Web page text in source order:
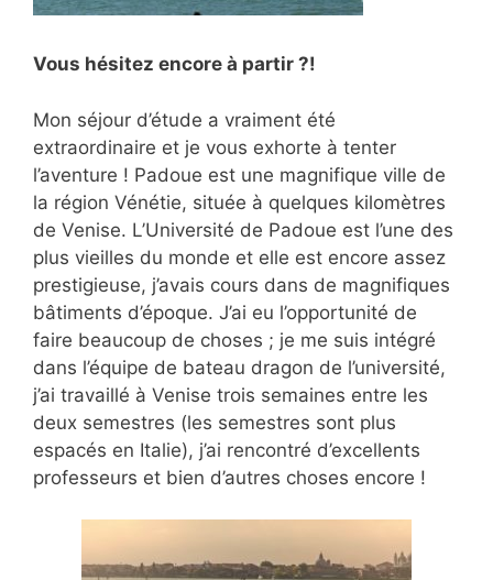
Vous hésitez encore à partir ?!
Mon séjour d’étude a vraiment été
extraordinaire et je vous exhorte à tenter
l’aventure ! Padoue est une magnifique ville de
la région Vénétie, située à quelques kilomètres
de Venise. L’Université de Padoue est l’une des
plus vieilles du monde et elle est encore assez
prestigieuse, j’avais cours dans de magnifiques
bâtiments d’époque. J’ai eu l’opportunité de
faire beaucoup de choses ; je me suis intégré
dans l’équipe de bateau dragon de l’université,
j’ai travaillé à Venise trois semaines entre les
deux semestres (les semestres sont plus
espacés en Italie), j’ai rencontré d’excellents
professeurs et bien d’autres choses encore !